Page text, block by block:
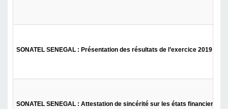
SONATEL SENEGAL : Présentation des résultats de l’exercice 2019
SONATEL SENEGAL : Attestation de sincérité sur les états financiers